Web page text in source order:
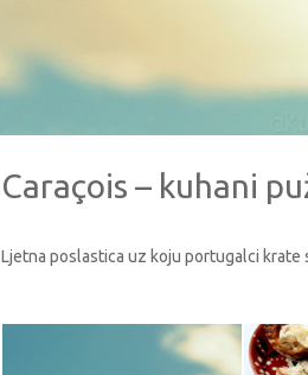
Caraçois – kuhani
Ljetna poslastica uz koju portugalci krate